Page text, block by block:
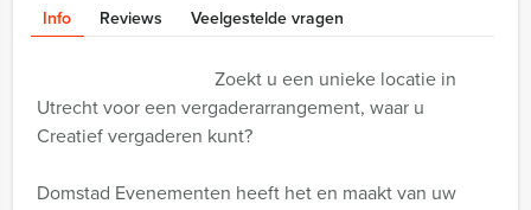
Info Reviews Veelgestelde vragen
Zoekt u een unieke locatie in
Utrecht voor een vergaderarrangement, waar u
Creatief vergaderen kunt?
Domstad Evenementen heeft het en maakt van uw